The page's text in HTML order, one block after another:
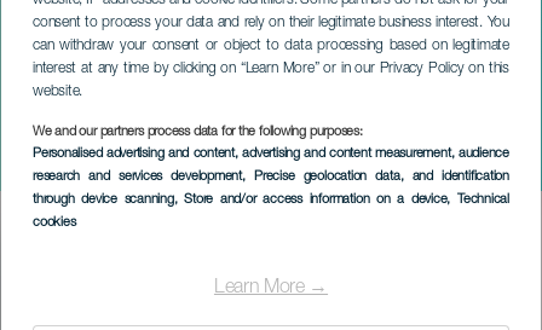
consent to process your data and rely on their legitimate business interest. You
can withdraw your consent or object to data processing based on legitimate
interest at any time by clicking on “Learn More” or in our Privacy Policy on this
website.
We and our partners process data for the following purposes:
Personalised advertising and content, advertising and content measurement, audience
research and services development, Precise geolocation data, and identification
through device scanning, Store and/or access information on a device, Technical
cookies
Learn More →
Concierto Sacro de la
Banda de San Miguel
LA PALMA
Imagen